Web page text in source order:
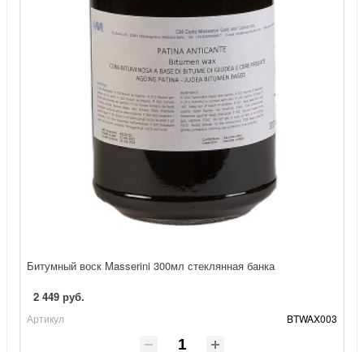
Битумный воск Masserini 300мл стеклянная банка
2 449 руб.
Артикул BTWAX003